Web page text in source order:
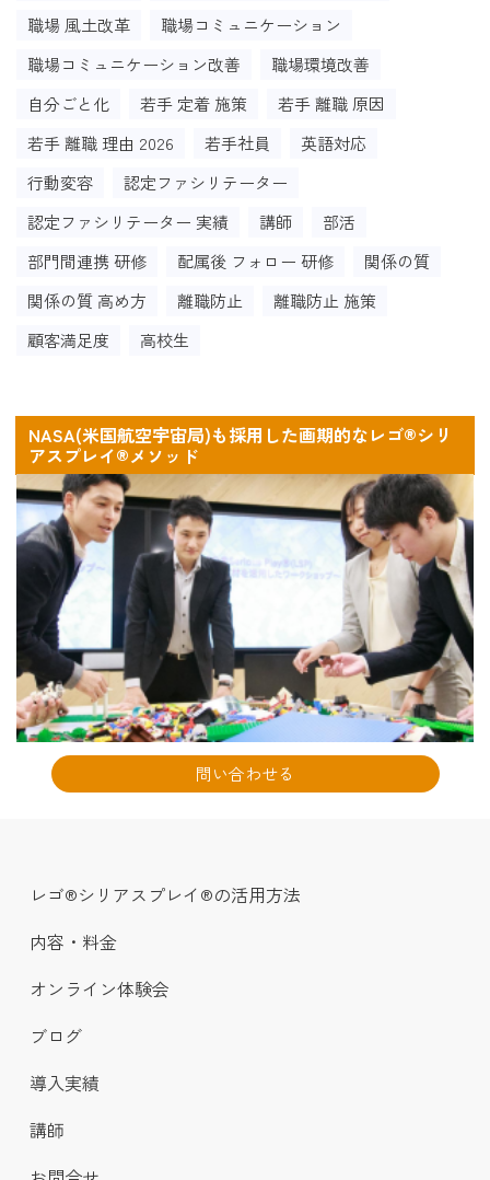
職場 風土改革
職場コミュニケーション
職場コミュニケーション改善
職場環境改善
自分ごと化
若手 定着 施策
若手 離職 原因
若手 離職 理由 2026
若手社員
英語対応
行動変容
認定ファシリテーター
認定ファシリテーター 実績
講師
部活
部門間連携 研修
配属後 フォロー 研修
関係の質
関係の質 高め方
離職防止
離職防止 施策
顧客満足度
高校生
NASA(米国航空宇宙局)も採用した画期的なレゴ®シリ
アスプレイ®メソッド
問い合わせる
レゴ®シリアスプレイ®の活用方法
内容・料金
オンライン体験会
ブログ
導入実績
講師